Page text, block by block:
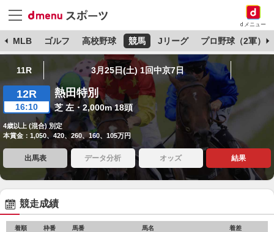
dメニュー
MLB ゴルフ 高校野球 競馬 Jリーグ プロ野球（2軍）
11R 3月25日(土) 1回中京7日
12R
16:10
熱田特別
芝 左・2,000m 18頭
4歳以上 (混合) 別定
本賞金：1,050、420、260、160、105万円
出馬表 データ分析 オッズ 結果
競走成績
着順 枠番 馬番 馬名 着差